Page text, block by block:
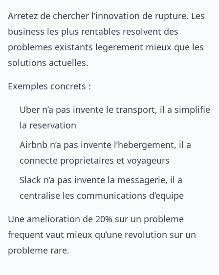
Arretez de chercher l’innovation de rupture. Les
business les plus rentables resolvent des
problemes existants legerement mieux que les
solutions actuelles.
Exemples concrets :
Uber n’a pas invente le transport, il a simplifie
la reservation
Airbnb n’a pas invente l’hebergement, il a
connecte proprietaires et voyageurs
Slack n’a pas invente la messagerie, il a
centralise les communications d’equipe
Une amelioration de 20% sur un probleme
frequent vaut mieux qu’une revolution sur un
probleme rare.